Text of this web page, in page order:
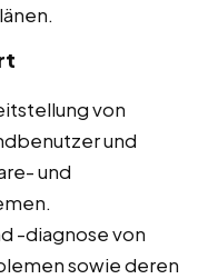
von
und
und
-diagnose von
sowie deren